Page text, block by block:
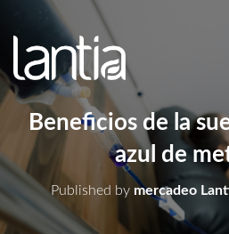
Beneficios de la
azul de
Published by mercadeo